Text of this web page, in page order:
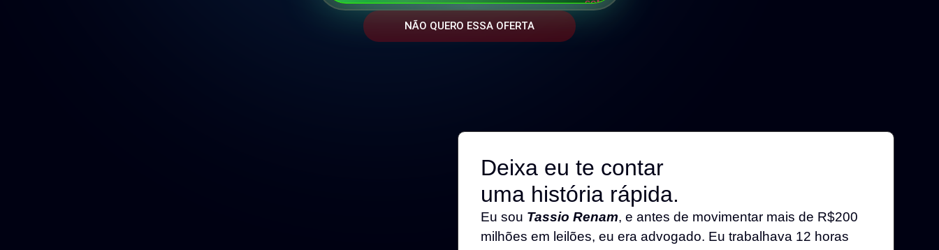
NÃO QUERO ESSA OFERTA
Deixa eu te contar
uma história rápida.
Eu sou Tassio Renam, e antes de movimentar mais de R$200
milhões em leilões, eu era advogado. Eu trabalhava 12 horas